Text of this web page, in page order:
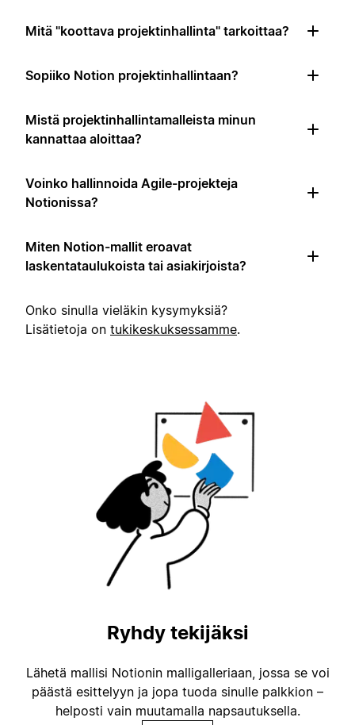
Mitä "koottava projektinhallinta" tarkoittaa?
Sopiiko Notion projektinhallintaan?
Mistä projektinhallintamalleista minun
kannattaa aloittaa?
Voinko hallinnoida Agile-projekteja
Notionissa?
Miten Notion-mallit eroavat
laskentataulukoista tai asiakirjoista?
Onko sinulla vieläkin kysymyksiä?
Lisätietoja on tukikeskuksessamme.
Ryhdy tekijäksi
Lähetä mallisi Notionin malligalleriaan, jossa se voi
päästä esittelyyn ja jopa tuoda sinulle palkkion –
helposti vain muutamalla napsautuksella.